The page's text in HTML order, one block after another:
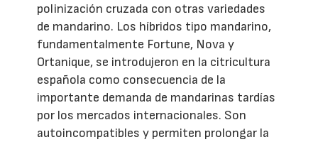
polinización cruzada con otras variedades
de mandarino. Los híbridos tipo mandarino,
fundamentalmente Fortune, Nova y
Ortanique, se introdujeron en la citricultura
española como consecuencia de la
importante demanda de mandarinas tardías
por los mercados internacionales. Son
autoincompatibles y permiten prolongar la